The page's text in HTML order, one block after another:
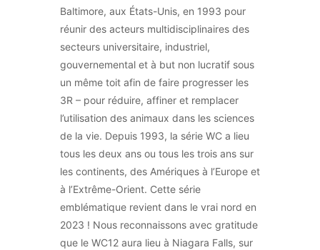
Baltimore, aux États-Unis, en 1993 pour
réunir des acteurs multidisciplinaires des
secteurs universitaire, industriel,
gouvernemental et à but non lucratif sous
un même toit afin de faire progresser les
3R – pour réduire, affiner et remplacer
l’utilisation des animaux dans les sciences
de la vie. Depuis 1993, la série WC a lieu
tous les deux ans ou tous les trois ans sur
les continents, des Amériques à l’Europe et
à l’Extrême-Orient. Cette série
emblématique revient dans le vrai nord en
2023 ! Nous reconnaissons avec gratitude
que le WC12 aura lieu à Niagara Falls, sur